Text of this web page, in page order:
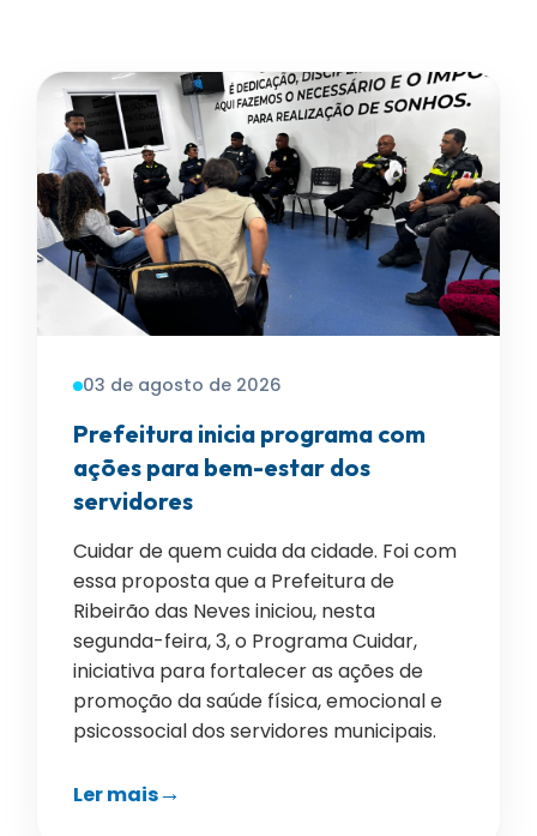
03 de agosto de 2026
Prefeitura inicia programa com
ações para bem-estar dos
servidores
Cuidar de quem cuida da cidade. Foi com
essa proposta que a Prefeitura de
Ribeirão das Neves iniciou, nesta
segunda-feira, 3, o Programa Cuidar,
iniciativa para fortalecer as ações de
promoção da saúde física, emocional e
psicossocial dos servidores municipais.
Ler mais